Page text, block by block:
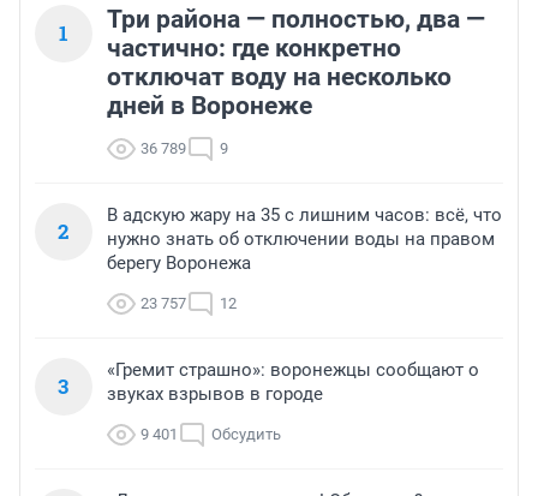
1
Три района — полностью, два —
частично: где конкретно
отключат воду на несколько
дней в Воронеже
36 789 9
2
В адскую жару на 35 с лишним часов: всё, что
нужно знать об отключении воды на правом
берегу Воронежа
23 757 12
3
«Гремит страшно»: воронежцы сообщают о
звуках взрывов в городе
9 401 Обсудить